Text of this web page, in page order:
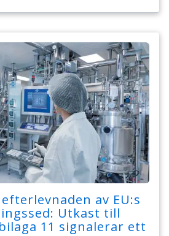
av EU:s
Utkast till
11 signalerar ett